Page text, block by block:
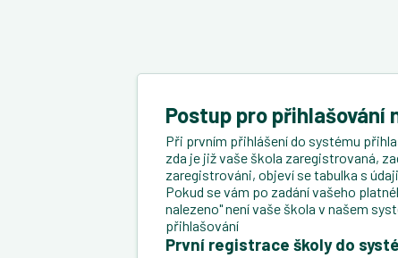
Postup pro přihlašování
Při prvním přihlášení do systému
zda je již vaše škola zaregistrovaná,
zaregistrováni, objeví se tabulka s
Pokud se vám po zadání vašeho
nalezeno" není vaše škola v našem
přihlašování
První registrace školy do